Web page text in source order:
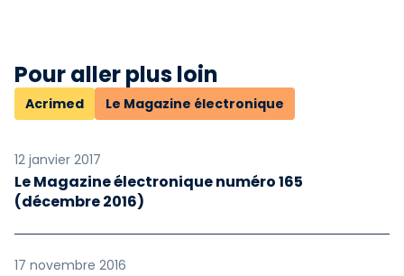
Pour aller plus loin
Acrimed Le Magazine électronique
12 janvier 2017
Le Magazine électronique numéro 165
(décembre 2016)
17 novembre 2016